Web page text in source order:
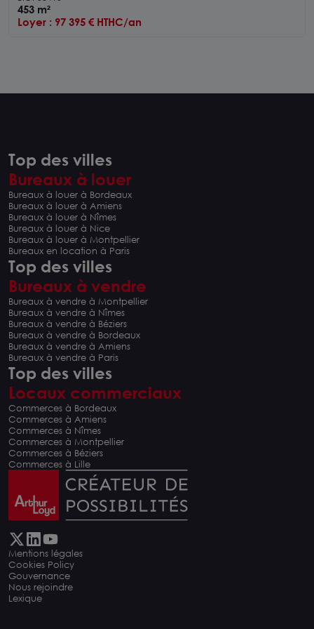
453 m²
Loyer : 97 395 € HTHC/an
Top des villes
Bureaux à louer
Bureaux à louer à Bordeaux
Bureaux à louer à Amiens
Bureaux à louer à Nîmes
Bureaux à louer à Nice
Bureaux à louer à Montpellier
Bureaux en location à Paris
Top des villes
Bureaux à vendre
Bureaux à vendre à Montpellier
Bureaux à vendre à Nîmes
Bureaux à vendre à Béziers
Bureaux à vendre à Bordeaux
Bureaux à vendre à Amiens
Bureaux à vendre à Paris
Top des villes
Locaux commerciaux
Commerces à Bordeaux
Commerces à Amiens
Commerces à Nîmes
Commerces à Montpellier
Commerces à Béziers
Commerces à Lille
Mentions légales
Cookies Policy
Gouvernance
Nous rejoindre
Lexique